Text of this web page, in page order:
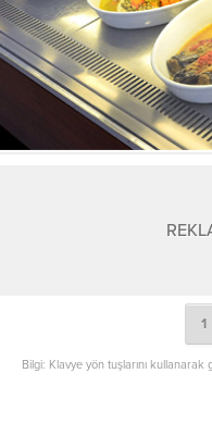
1
Bilgi: Klavye yön tuşlarını